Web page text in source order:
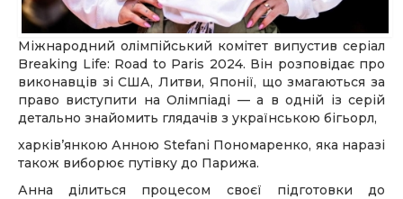
Міжнародний олімпійський комітет випустив серіал
Breaking Life: Road to Paris 2024. Він розповідає про
виконавців зі США, Литви, Японії, що змагаються за
право виступити на Олімпіаді — а в одній із серій
детально знайомить глядачів з українською бігьорл,
харківʼянкою Анною Stefani Пономаренко, яка наразі
також виборює путівку до Парижа.
Анна ділиться процесом своєї підготовки до